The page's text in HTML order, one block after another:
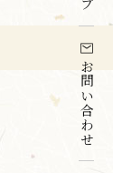
お問い合わせ